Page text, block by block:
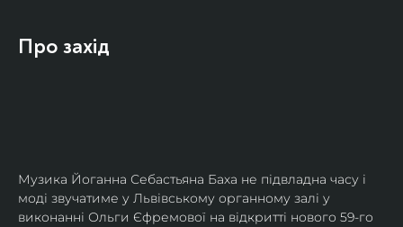
Про захід
Музика Йоганна Себастьяна Баха не підвладна часу і
моді звучатиме у Львівському органному залі у
виконанні Ольги Єфремової на відкритті нового 59-го